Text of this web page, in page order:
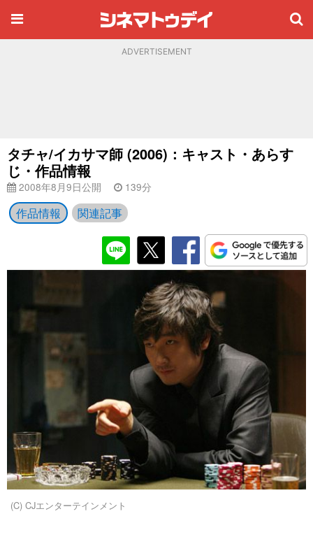
ADVERTISEMENT
タチャ/イカサマ師 (2006)：キャスト・あらす
じ・作品情報
2008年8月9日公開 139分
作品情報 関連記事
(C) CJエンターテインメント